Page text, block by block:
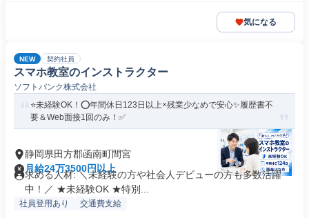
気になる
NEW 契約社員
スマホ教室のインストラクター
ソフトバンク株式会社
⭐未経験OK！⭕年間休日123日以上×残業少なめで安心✨履歴書不
要＆Web面接1回のみ！✅
静岡県田方郡函南町間宮
月給24万3500円以上
求める人材: ＼未経験の方や社会人デビューの方も多数活躍
中！／ ★未経験OK ★特別...
社員登用あり 交通費支給